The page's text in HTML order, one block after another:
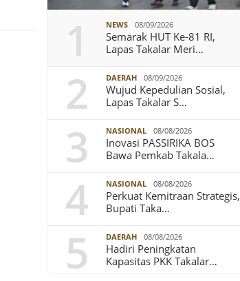
1 NEWS 08/09/2026
Semarak HUT Ke-81 RI,
Lapas Takalar Meri…
2 DAERAH 08/09/2026
Wujud Kepedulian Sosial,
Lapas Takalar S…
3 NASIONAL 08/08/2026
Inovasi PASSIRIKA BOS
Bawa Pemkab Takala…
4 NASIONAL 08/08/2026
Perkuat Kemitraan Strategis,
Bupati Taka…
5 DAERAH 08/08/2026
Hadiri Peningkatan
Kapasitas PKK Takalar…